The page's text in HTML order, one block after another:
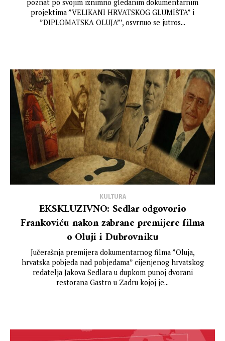
poznat po svojim iznimno gledanim dokumentarnim
projektima ”VELIKANI HRVATSKOG GLUMIŠTA” i
”DIPLOMATSKA OLUJA”’, osvrnuo se jutros...
KULTURA
EKSKLUZIVNO: Sedlar odgovorio
Frankoviću nakon zabrane premijere filma
o Oluji i Dubrovniku
Jučerašnja premijera dokumentarnog filma ”Oluja,
hrvatska pobjeda nad pobjedama” cijenjenog hrvatskog
redatelja Jakova Sedlara u dupkom punoj dvorani
restorana Gastro u Zadru kojoj je...